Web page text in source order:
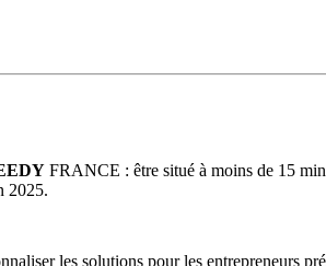
FRANCE : être situé à moins de 15
2025.
les solutions pour les entrepreneurs